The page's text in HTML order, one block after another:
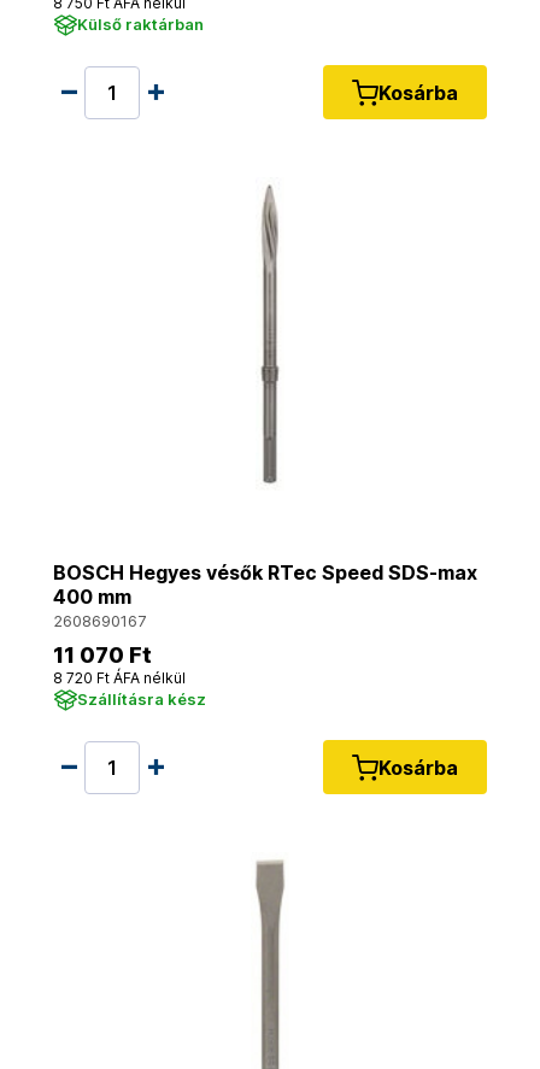
Külső raktárban
Kosárba
BOSCH Hegyes vésők RTec Speed ​​​​SDS-max
400 mm
2608690167
11 070 Ft
8 720 Ft ÁFA nélkül
Szállításra kész
Kosárba